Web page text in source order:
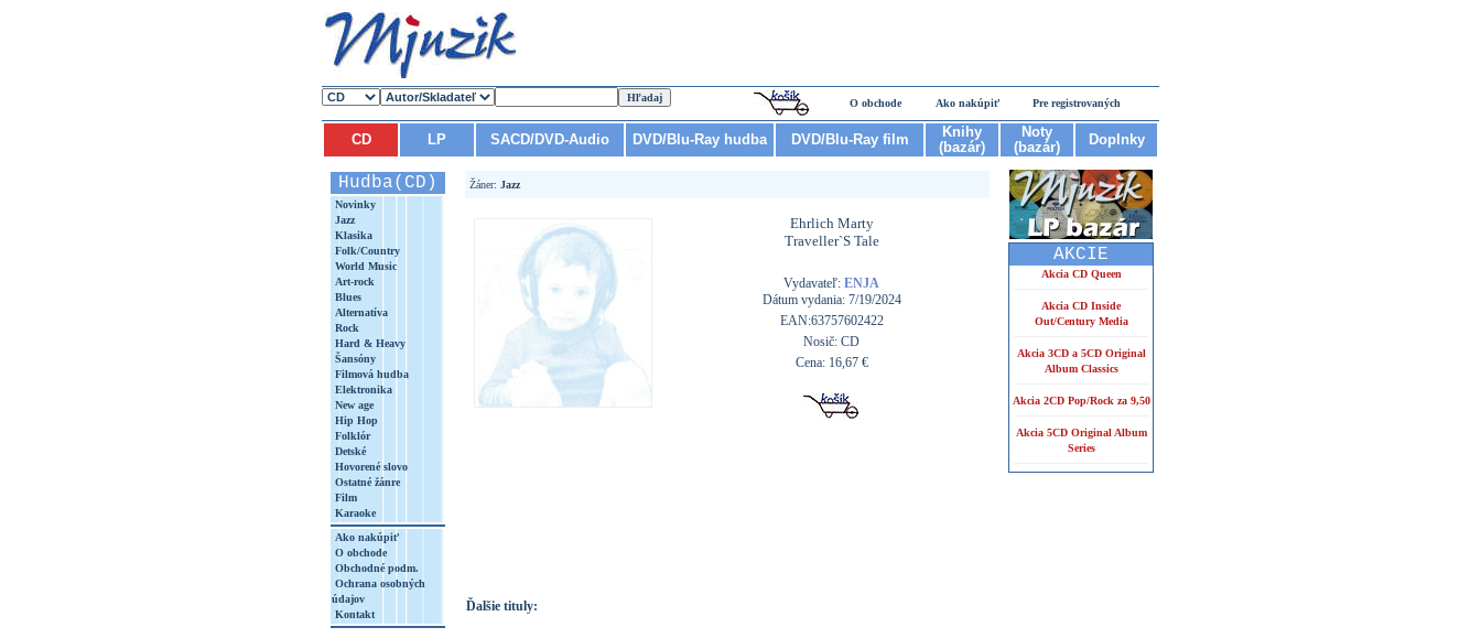
O obchode Ako nakúpiť Pre registrovaných
CD LP SACD/DVD-Audio DVD/Blu-Ray hudba DVD/Blu-Ray film
Knihy
(bazár)
Noty
(bazár)
Doplnky
Hudba(CD)
Novinky
Jazz
Klasika
Folk/Country
World Music
Art-rock
Blues
Alternatíva
Rock
Hard & Heavy
Šansóny
Filmová hudba
Elektronika
New age
Hip Hop
Folklór
Detské
Hovorené slovo
Ostatné žánre
Film
Karaoke
Ako nakúpiť
O obchode
Obchodné podm.
Ochrana osobných
údajov
Kontakt
Žáner: Jazz
Ehrlich Marty
Traveller`S Tale
Vydavateľ: ENJA
Dátum vydania: 7/19/2024
EAN:63757602422
Nosič: CD
Cena: 16,67 €
Ďalšie tituly:
AKCIE
Akcia CD Queen
Akcia CD Inside
Out/Century Media
Akcia 3CD a 5CD Original
Album Classics
Akcia 2CD Pop/Rock za 9,50
Akcia 5CD Original Album
Series